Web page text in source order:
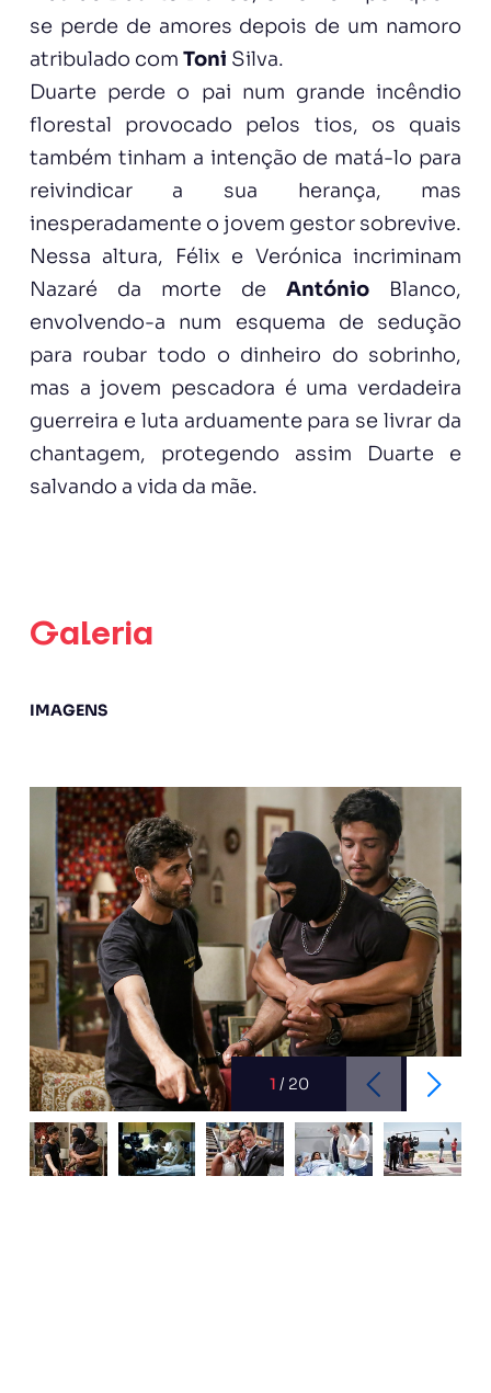
se perde de amores depois de um namoro
atribulado com Toni Silva.
Duarte perde o pai num grande incêndio
florestal provocado pelos tios, os quais
também tinham a intenção de matá-lo para
reivindicar a sua herança, mas
inesperadamente o jovem gestor sobrevive.
Nessa altura, Félix e Verónica incriminam
Nazaré da morte deAntónio Blanco,
envolvendo-a num esquema de sedução
para roubar todo o dinheiro do sobrinho,
mas a jovem pescadora é uma verdadeira
guerreira e luta arduamente para se livrar da
chantagem, protegendo assim Duarte e
salvando a vida da mãe.
Galeria
IMAGENS
1 / 20